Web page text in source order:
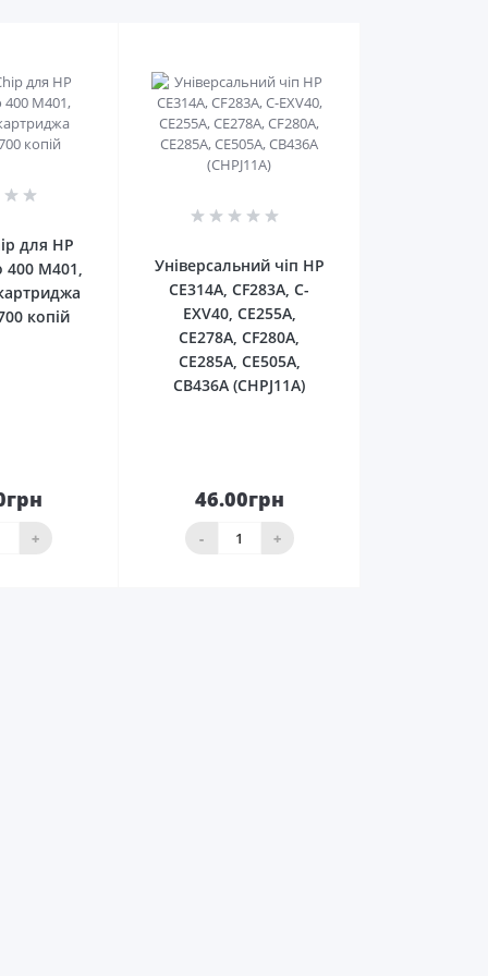
для HP
400 M401,
копій
+
Універсальний чіп HP
CE314A, CF283A, C-
EXV40, CE255A,
CE278A, CF280A,
CE285A, CE505A,
CB436A (CHPJ11A)
46.00грн
- +
кошика